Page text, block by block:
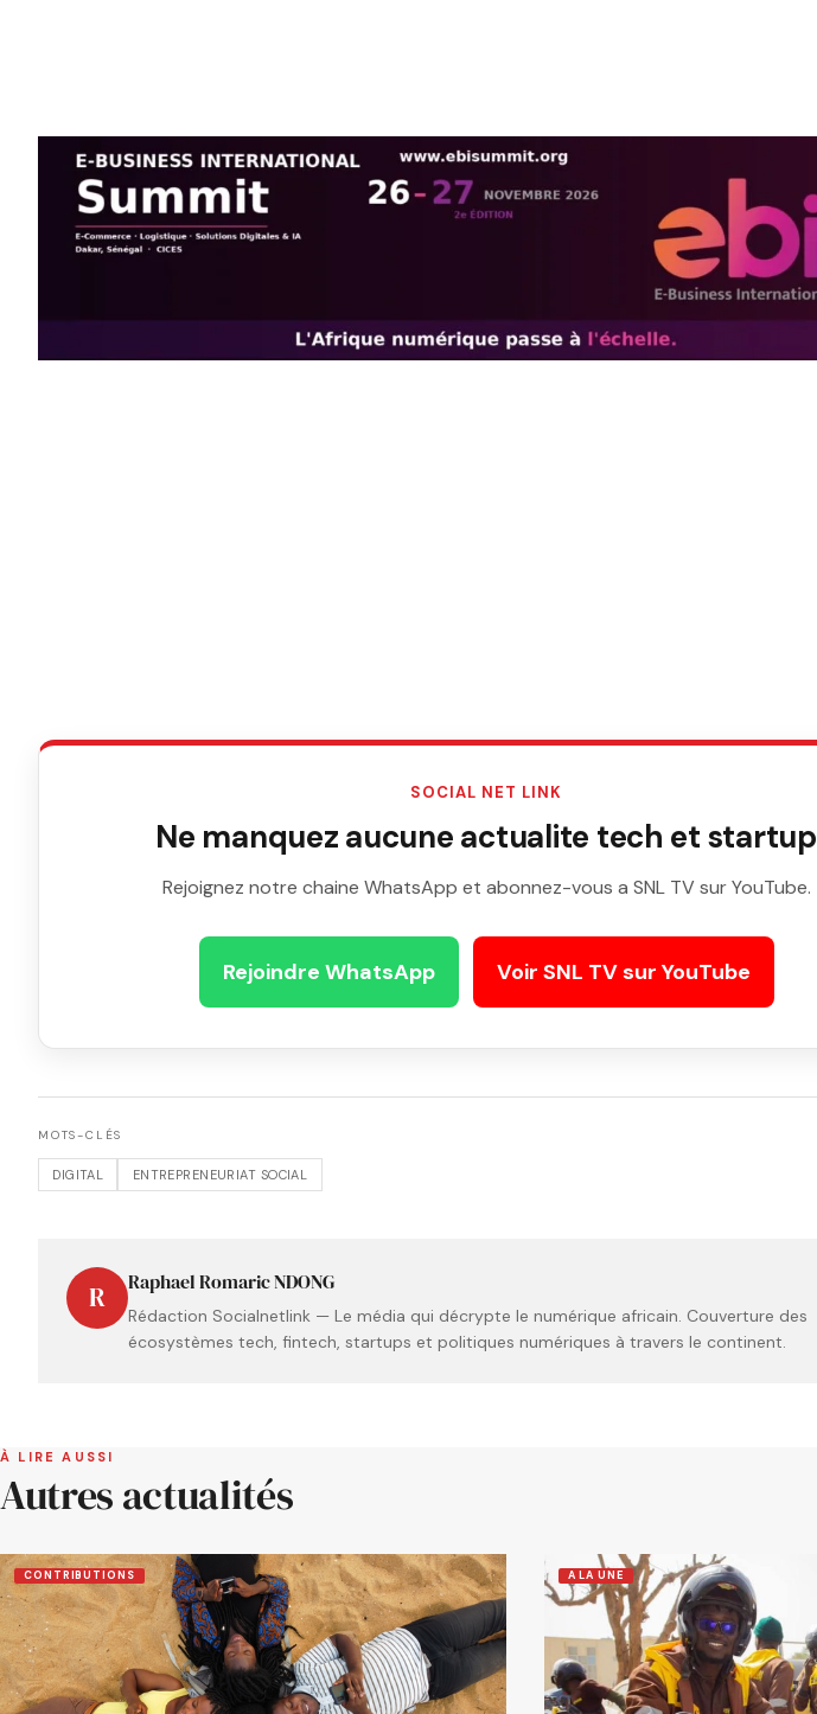
SOCIAL NET LINK
Ne manquez aucune actualite tech et startup
Rejoignez notre chaine WhatsApp et abonnez-vous a SNL TV sur YouTube.
Rejoindre WhatsApp Voir SNL TV sur YouTube
MOTS-CLÉS
DIGITAL ENTREPRENEURIAT SOCIAL
R Raphael Romaric NDONG
Rédaction Socialnetlink — Le média qui décrypte le numérique africain. Couverture des
écosystèmes tech, fintech, startups et politiques numériques à travers le continent.
À LIRE AUSSI
Autres actualités
CONTRIBUTIONS A LA UNE